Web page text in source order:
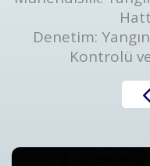
Denetim:
Kontrolü